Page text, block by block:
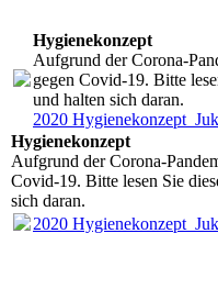
Hygienekonzept
Aufgrund der Corona-
gegen Covid-19. Bitte
und halten sich daran.
2020
Hygienekonzept
Aufgrund der Corona-
Covid-19. Bitte lesen Sie
sich daran.
2020